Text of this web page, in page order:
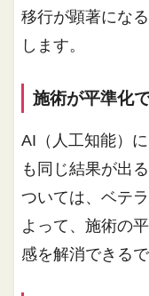
移行が顕著にな
します。
施術が平準化
AI（人工知能）
も同じ結果が出
ついては、ベテ
よって、施術の
感を解消できるで